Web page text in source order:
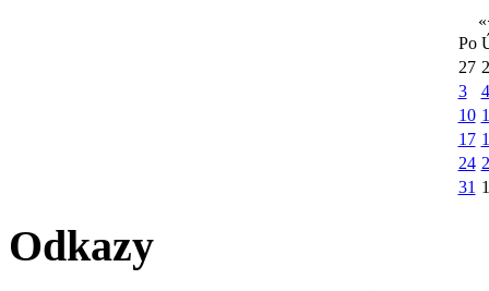
«
Po
27
3
4
10
17
24
31 1
Odkazy